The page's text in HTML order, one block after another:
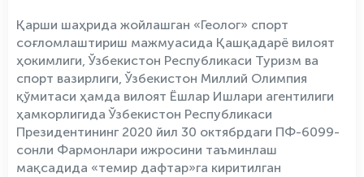
Қарши шаҳрида жойлашган «Геолог» спорт
соғломлаштириш мажмуасида Қашқадарё вилоят
ҳокимлиги, Ўзбекистон Республикаси Туризм ва
спорт вазирлиги, Ўзбекистон Миллий Олимпия
қўмитаси ҳамда вилоят Ёшлар Ишлари агентилиги
ҳамкорлигида Ўзбекистон Республикаси
Президентининг 2020 йил 30 октябрдаги ПФ-6099-
сонли Фармонлари ижросини таъминлаш
мақсадида «темир дафтар»га киритилган